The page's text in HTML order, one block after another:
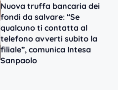
Nuova truffa bancaria dei
fondi da salvare: “Se
qualcuno ti contatta al
telefono avverti subito la
filiale”, comunica Intesa
Sanpaolo